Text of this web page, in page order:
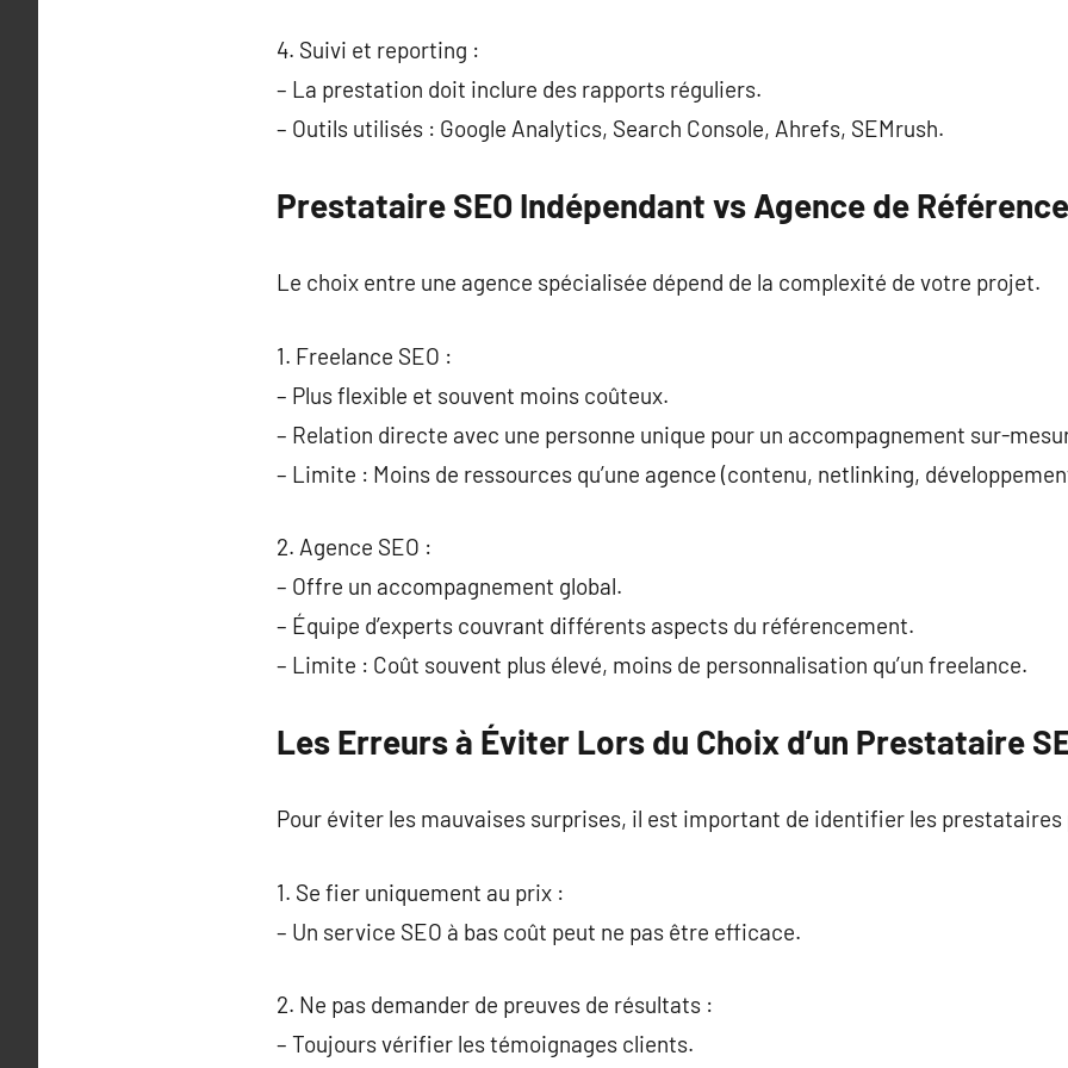
4. Suivi et reporting :
– La prestation doit inclure des rapports réguliers.
– Outils utilisés : Google Analytics, Search Console, Ahrefs, SEMrush.
Prestataire SEO Indépendant vs Agence de
Le choix entre une agence spécialisée dépend de la complexité de votre projet.
1. Freelance SEO :
– Plus flexible et souvent moins coûteux.
– Relation directe avec une personne unique pour un accompagnement sur-
– Limite : Moins de ressources qu’une agence (contenu, netlinking,
2. Agence SEO :
– Offre un accompagnement global.
– Équipe d’experts couvrant différents aspects du référencement.
– Limite : Coût souvent plus élevé, moins de personnalisation qu’un freelance.
Les Erreurs à Éviter Lors du Choix d’un Prestataire
Pour éviter les mauvaises surprises, il est important de identifier les prestataires
1. Se fier uniquement au prix :
– Un service SEO à bas coût peut ne pas être efficace.
2. Ne pas demander de preuves de résultats :
– Toujours vérifier les témoignages clients.